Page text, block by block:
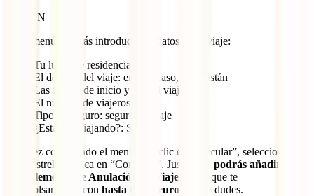
BOTON
En el menú deberás introducir los datos de tu viaje:
Tu lugar de residencia
El destino del viaje: en este caso, Kazajistán
Las fechas de inicio y fin del viaje
El número de viajeros
Tipo de seguro: seguro de viaje
¿Estás ya viajando?: Sí/No
Una vez completado el menú, haz clic en “Calcular”, selecciona el
IATI Estrella y clica en “Contratar”. Justo aquí podrás añadir tu
Complemento de Anulación de Viaje con el que te
reembolsaríamos con hasta 6.000 euros
. Ni lo dudes.